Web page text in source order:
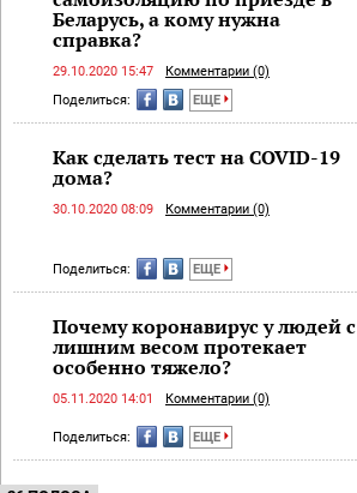
Беларусь, а кому нужна
справка?
29.10.2020 15:47
Комментарии (0)
Поделиться:
ЕЩЕ
Как сделать тест на COVID-19
дома?
30.10.2020 08:09 Комментарии (0)
Поделиться: ЕЩЕ
Почему коронавирус у людей с
лишним весом протекает
особенно тяжело?
05.11.2020 14:01 Комментарии (0)
Поделиться: ЕЩЕ